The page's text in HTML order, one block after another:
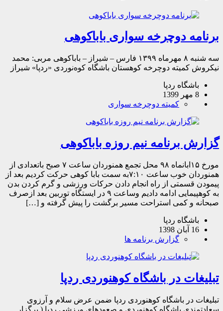
دوچرخه سواری باباکوهی
سه شنبه ۸ مهرماه ۱۳۹۹ فارس – شیراز – باباکوهی مربی: محمد
دوچرخه کوهستان باشگاه کوه‌نوردی «ردپا» شیراز
ردپا
کمیته دوچرخه سواری
برنامه نیم روزه باباکوهی
مورخ ۱۵ابانماه ۹۸ محل تجمع همنوردان ساعت ۷ صبح باتعدادی از
همنوردان خوب ساعت ۷:۱۰به سمت بابا کوهی حرکت کردیم بعد از
از راه انجام دادن حرکات ورزشی و گرم کردن بدن
به کوهپیمایی ادامه دادیم وساعت ۹ در ایستگاه توربین بعد ازصرف
و کمی استراحت مسیر برگشت را پیش گرفته و […]
ردپا
گزارش برنامه ها
در باشگاه کوهنوردی ردپا
در باشگاه کوهنوردی ردپا ضمن عرض سلام و آرزوی
باشگاه کوهنوردی و صعودهای ورزشی ردپا ( برگزار